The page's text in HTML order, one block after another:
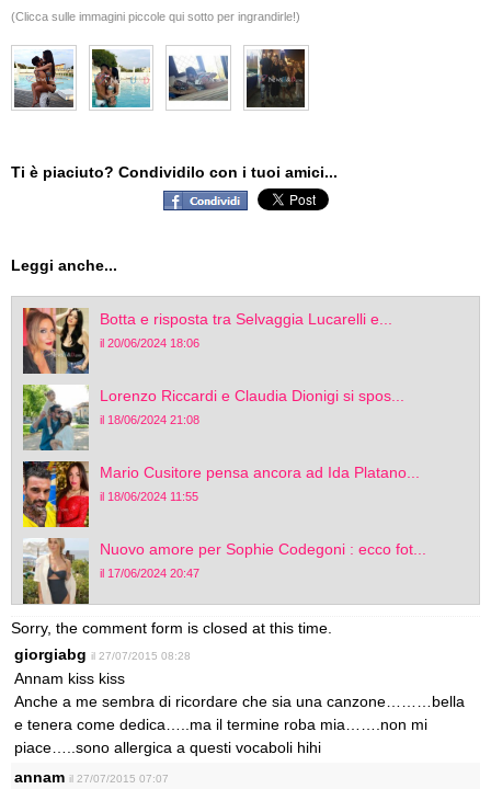
(Clicca sulle immagini piccole qui sotto per ingrandirle!)
Ti è piaciuto? Condividilo con i tuoi amici...
Leggi anche...
Botta e risposta tra Selvaggia Lucarelli e...
il 20/06/2024 18:06
Lorenzo Riccardi e Claudia Dionigi si spos...
il 18/06/2024 21:08
Mario Cusitore pensa ancora ad Ida Platano...
il 18/06/2024 11:55
Nuovo amore per Sophie Codegoni : ecco fot...
il 17/06/2024 20:47
Sorry, the comment form is closed at this time.
giorgiabg il 27/07/2015 08:28
Annam kiss kiss
Anche a me sembra di ricordare che sia una canzone………bella
e tenera come dedica…..ma il termine roba mia…….non mi
piace…..sono allergica a questi vocaboli hihi
annam il 27/07/2015 07:07